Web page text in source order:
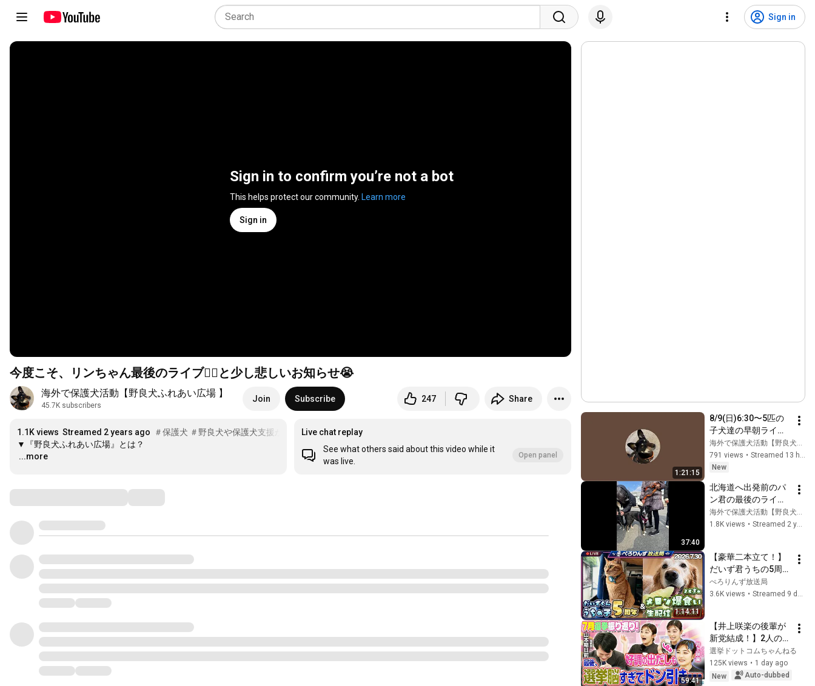
Sign in
Sign in to confirm you’re not a bot
This helps protect our community. Learn more
Sign in
今度こそ、リンちゃん最後のライブ🐕‍🦺と少し悲しいお知らせ😭
海外で保護犬活動【野良犬ふれあい広場 】
45.7K subscribers
Join Subscribe 247 Share
1.1K views Streamed 2 years ago ＃保護犬 ＃野良犬や保護犬支援が出来るフォトブックの詳細は説明欄へ
…
...more
Live chat replay
See what others said about this video while it
was live.
Open panel
1:21:15
8/9(日)6:30〜5匹の
子犬達の早朝ライブ
😍
海外で保護犬活動【野良犬ふれあい広場 】
791 views •
Streamed 13 hours ago
New
37:40
北海道へ出発前のパ
ン君の最後のライブ
😢レディちゃん出発
後、どんな生活をお
海外で保護犬活動【野良犬ふれあい広場 】
1.8K views • Streamed 2 years ago
1:14:11
【豪華二本立て！】
だいず君うちの5周年
＆よもぎメロン爆食
い生配信！
ぺろりんず放送局
3.6K views •
59:41
【井上咲楽の後輩が
新党結成！】2人の間
に週刊誌報道！？／
田川市長に“再生の
道”系当選／“鈴木康
選挙ドットコムちゃんねる
125K views • 1 day ago
New
Auto-dubbed